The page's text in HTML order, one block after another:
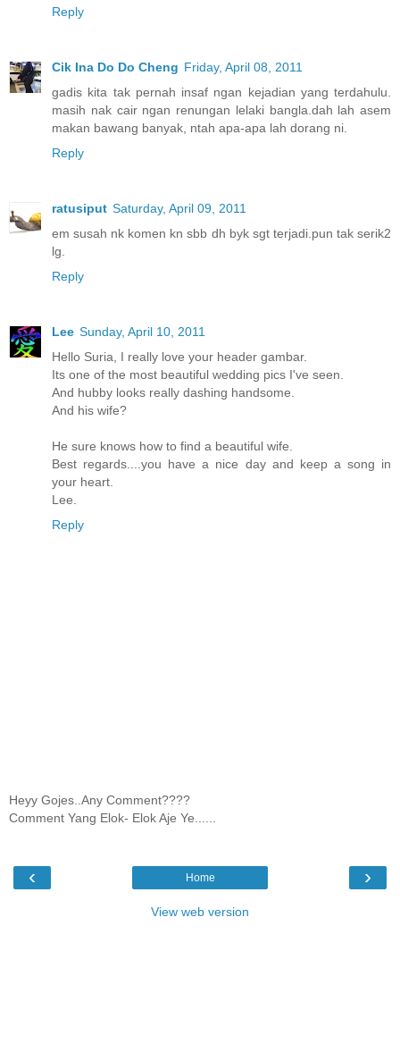
Reply
Cik Ina Do Do Cheng Friday, April 08, 2011
gadis kita tak pernah insaf ngan kejadian yang terdahulu.
masih nak cair ngan renungan lelaki bangla.dah lah asem
makan bawang banyak, ntah apa-apa lah dorang ni.
Reply
ratusiput Saturday, April 09, 2011
em susah nk komen kn sbb dh byk sgt terjadi.pun tak serik2
lg.
Reply
Lee Sunday, April 10, 2011
Hello Suria, I really love your header gambar.
Its one of the most beautiful wedding pics I've seen.
And hubby looks really dashing handsome.
And his wife?
He sure knows how to find a beautiful wife.
Best regards....you have a nice day and keep a song in
your heart.
Lee.
Reply
Heyy Gojes..Any Comment????
Comment Yang Elok- Elok Aje Ye......
‹ ›
Home
View web version